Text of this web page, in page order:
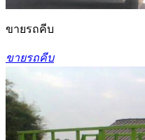
ขายรถคีบ
ขายรถคีบ